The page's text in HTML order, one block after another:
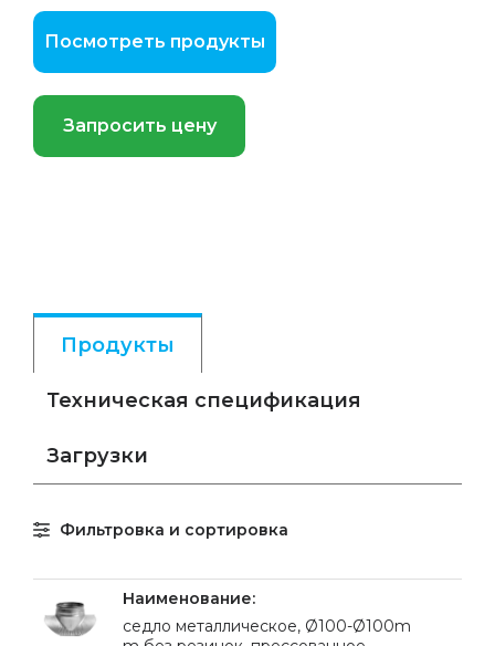
Посмотреть продукты
Запросить цену
Продукты
Техническая спецификация
Загрузки
Фильтровка и сортировка
cедло металлическое, Ø100-Ø100m